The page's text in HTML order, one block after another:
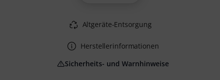
Altgeräte-Entsorgung
Herstellerinformationen
Sicherheits- und Warnhinweise